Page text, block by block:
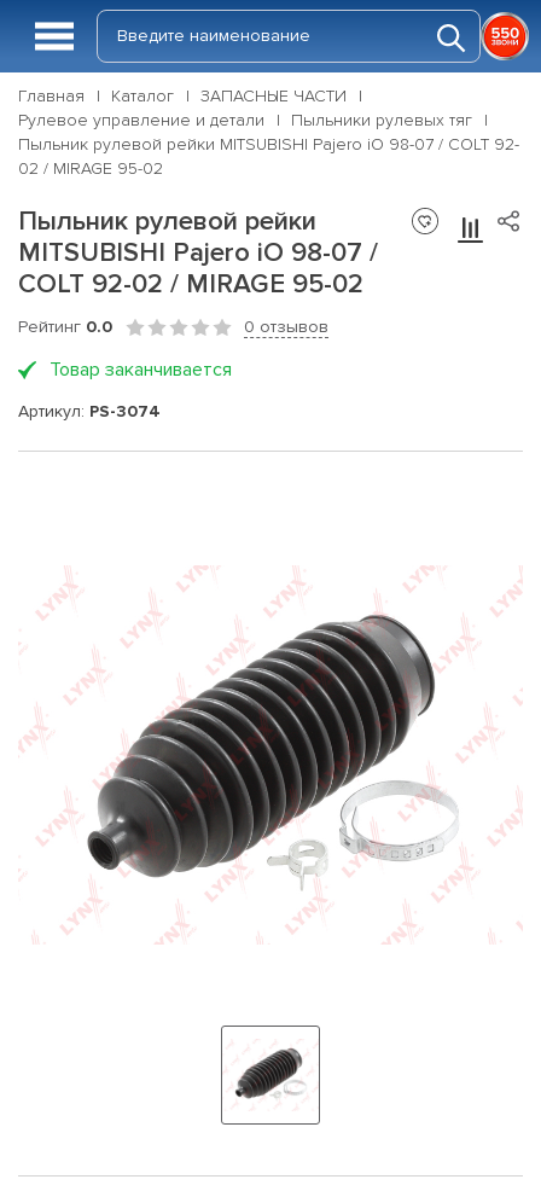
Главная Каталог
ЗАПАСНЫЕ ЧАСТИ
Рулевое управление и детали
Пыльники рулевых тяг
Пыльник рулевой рейки MITSUBISHI Pajero iO 98-07 / COLT 92-
02 / MIRAGE 95-02
Пыльник рулевой рейки
MITSUBISHI Pajero iO 98-07 /
COLT 92-02 / MIRAGE 95-02
Рейтинг 0.0 0 отзывов
Товар заканчивается
Артикул: PS-3074